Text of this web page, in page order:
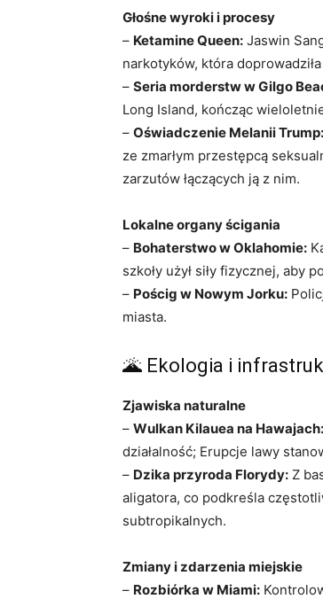
Głośne wyroki i procesy
– Ketamine Queen: Jaswin
narkotyków, która
– Seria morderstw w Gilgo
Long Island, kończąc
– Oświadczenie Melanii Trump:
ze zmarłym przestępcą
zarzutów łączących ją z nim.
Lokalne organy ścigania
– Bohaterstwo w Oklahomie:
szkoły użył siły fizycznej, aby
– Pościg w Nowym Jorku:
miasta.
🌋 Ekologia i
Zjawiska naturalne
– Wulkan Kilauea na Hawajach:
działalność; Erupcje lawy
– Dzika przyroda Florydy: Z
aligatora, co podkreśla
subtropikalnych.
Zmiany i zdarzenia miejskie
– Rozbiórka w Miami: